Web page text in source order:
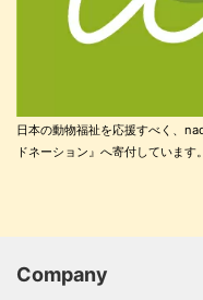
日本の動物福祉を応援すべく、
ドネーション』へ寄付しています。
Company